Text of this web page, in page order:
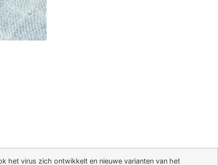
het virus zich ontwikkelt en nieuwe varianten van het